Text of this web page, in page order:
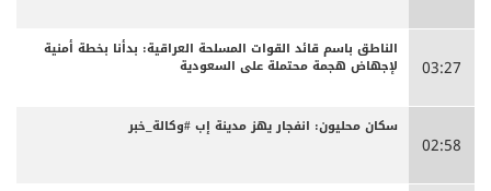
03:27
الناطق باسم قائد القوات المسلحة العراقية: بدأنا بخطة أمنية
لإجهاض هجمة محتملة على السعودية
02:58
سكان محليون: انفجار يهز مدينة إب #وكالة_خبر